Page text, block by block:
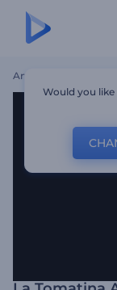
Ana Sayfa
Would you